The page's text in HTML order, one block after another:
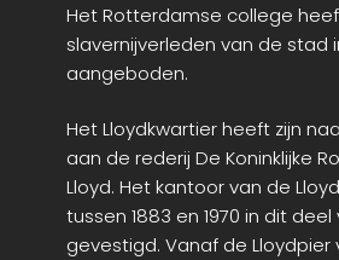
Het Rotterdamse college
slavernijverleden van de stad
aangeboden.
Het Lloydkwartier heeft zijn
aan de rederij De Koninklijke
Lloyd. Het kantoor van de
tussen 1883 en 1970 in dit
gevestigd. Vanaf de Lloydpier